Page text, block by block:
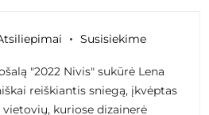
Susisiekime
"2022 Nivis" sukūrė Lena
reiškiantis sniegą, įkvėptas
kuriose dizainerė